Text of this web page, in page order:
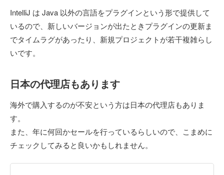
IntelliJ は Java 以外の言語をプラグインという形で提供して
いるので、新しいバージョンが出たときプラグインの更新ま
でタイムラグがあったり、新規プロジェクトが若干複雑らし
いです。
日本の代理店もあります
海外で購入するのが不安という方は日本の代理店もありま
す。
また、年に何回かセールを行っているらしいので、こまめに
チェックしてみると良いかもしれません。